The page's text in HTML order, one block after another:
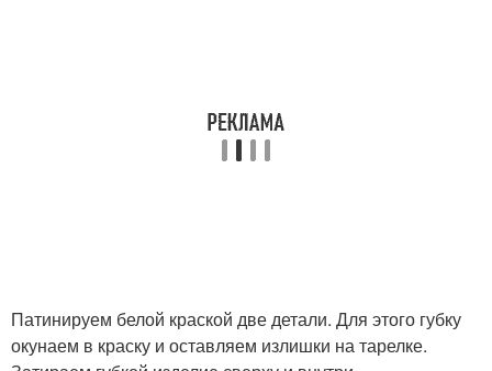
Патинируем белой краской две детали. Для этого губку
окунаем в краску и оставляем излишки на тарелке.